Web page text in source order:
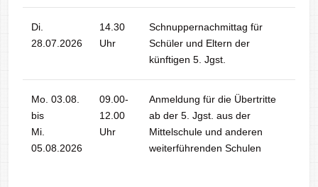
Di.
28.07.2026
14.30
Uhr
Schnuppernachmittag für
Schüler und Eltern der
künftigen 5. Jgst.
Mo. 03.08.
bis
Mi.
05.08.2026
09.00-
12.00
Uhr
Anmeldung für die Übertritte
ab der 5. Jgst. aus der
Mittelschule und anderen
weiterführenden Schulen